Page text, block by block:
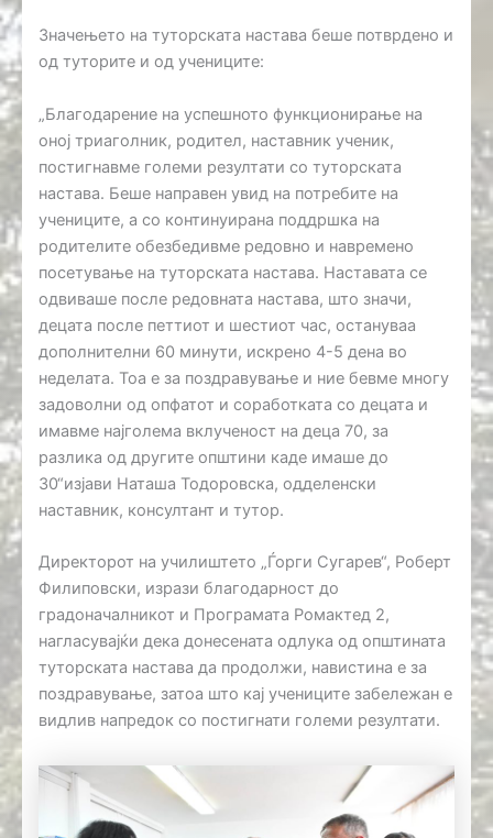
Значењето на туторската настава беше потврдено и
од туторите и од учениците:
„Благодарение на успешното функционирање на
оној триаголник, родител, наставник ученик,
постигнавме големи резултати со туторската
настава. Беше направен увид на потребите на
учениците, а со континуирана поддршка на
родителите обезбедивме редовно и навремено
посетување на туторската настава. Наставата се
одвиваше после редовната настава, што значи,
децата после петтиот и шестиот час, остануваа
дополнителни 60 минути, искрено 4-5 дена во
неделата. Тоа е за поздравување и ние бевме многу
задоволни од опфатот и соработката со децата и
имавме најголема вклученост на деца 70, за
разлика од другите општини каде имаше до
30“изјави Наташа Тодоровска, одделенски
наставник, консултант и тутор.
Директорот на училиштето „Ѓорги Сугарев“, Роберт
Филиповски, изрази благодарност до
градоначалникот и Програмата Ромактед 2,
нагласувајќи дека донесената одлука од општината
туторската настава да продолжи, навистина е за
поздравување, затоа што кај учениците забележан е
видлив напредок со постигнати големи резултати.